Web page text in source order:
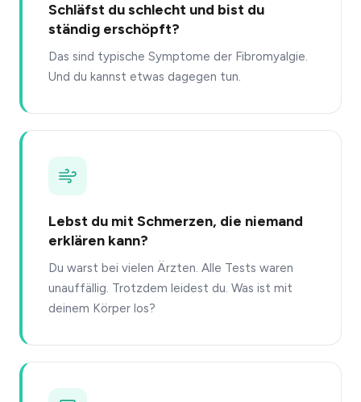
Schläfst du schlecht und bist du
ständig erschöpft?
Das sind typische Symptome der Fibromyalgie.
Und du kannst etwas dagegen tun.
Lebst du mit Schmerzen, die niemand
erklären kann?
Du warst bei vielen Ärzten. Alle Tests waren
unauffällig. Trotzdem leidest du. Was ist mit
deinem Körper los?